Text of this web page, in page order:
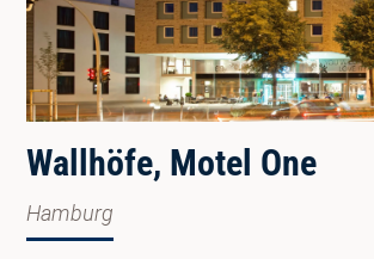
Wallhöfe, Motel One
Hamburg